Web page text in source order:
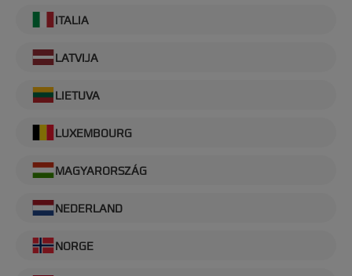
ITALIA
LATVIJA
LIETUVA
LUXEMBOURG
MAGYARORSZÁG
NEDERLAND
NORGE